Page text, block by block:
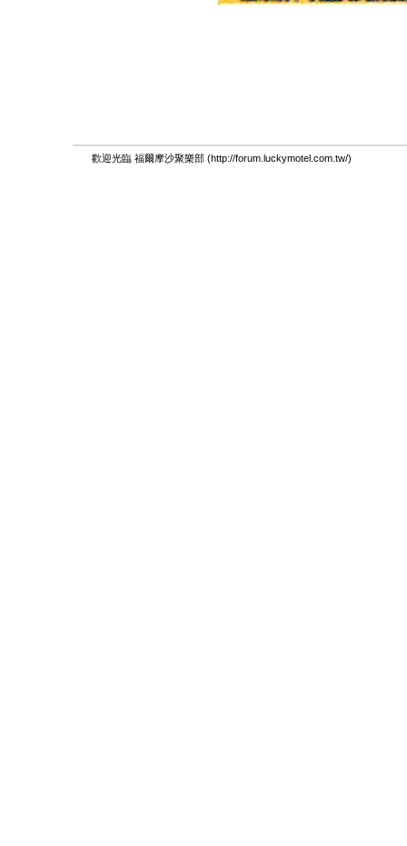
歡迎光臨 福爾摩沙聚樂部 (http://forum.luckymotel.com.tw/)